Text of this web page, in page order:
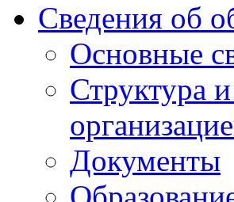
Сведения об
Основные
Структура
Документы